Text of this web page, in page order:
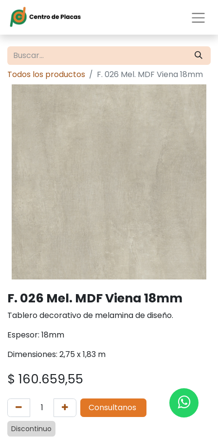
Todos los productos F. 026 Mel. MDF Viena 18mm
F. 026 Mel. MDF Viena 18mm
Tablero decorativo de melamina de diseño.
Espesor: 18mm
Dimensiones: 2,75 x 1,83 m
$ 160.659,55
Consultanos
Discontinuo